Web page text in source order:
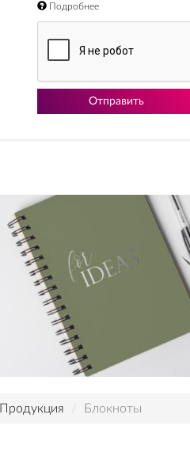
Подробнее
Отправить
Продукция Блокноты